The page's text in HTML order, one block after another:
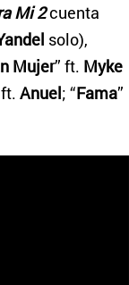
Mi 2cuenta
solo),
Mujer” ft. Myke
Anuel; “Fama”